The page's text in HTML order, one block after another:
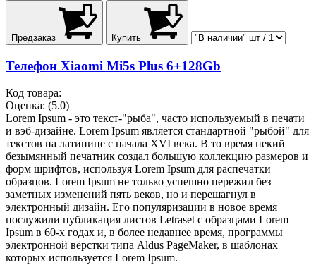
Предзаказ Купить
Телефон Xiaomi Mi5s Plus 6+128Gb
Код товара:
Оценка: (5.0)
Lorem Ipsum - это текст-"рыба", часто используемый в печати
и вэб-дизайне. Lorem Ipsum является стандартной "рыбой" для
текстов на латинице с начала XVI века. В то время некий
безымянный печатник создал большую коллекцию размеров и
форм шрифтов, используя Lorem Ipsum для распечатки
образцов. Lorem Ipsum не только успешно пережил без
заметных изменений пять веков, но и перешагнул в
электронный дизайн. Его популяризации в новое время
послужили публикация листов Letraset с образцами Lorem
Ipsum в 60-х годах и, в более недавнее время, программы
электронной вёрстки типа Aldus PageMaker, в шаблонах
которых используется Lorem Ipsum.